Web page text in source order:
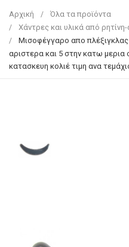
Αρχική
Όλα τα προϊόντα
Χάντρες και υλικά από
Μισοφέγγαρο απο
αριστερα και 5 στην κατω
κατασκευη κολιέ τιμη ανα